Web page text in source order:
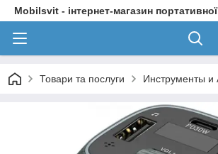
Mobilsvit - інтернет-магазин
Товари та послуги Инструменты и